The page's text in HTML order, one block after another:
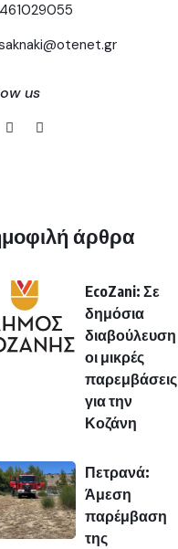
us
άρθρα
EcoZani: Σε
δημόσια
διαβούλευση
οι μικρές
παρεμβάσεις
για την
Κοζάνη
Πετρανά:
Άμεση
παρέμβαση
της